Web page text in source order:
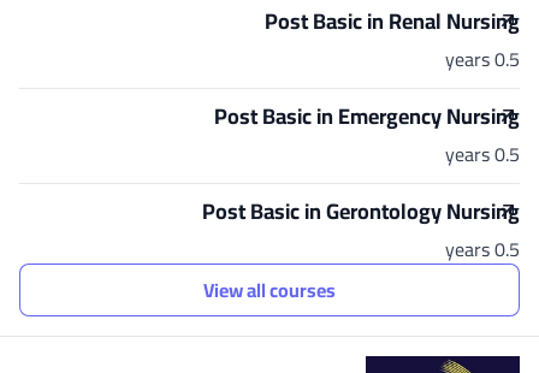
Post Basic in Renal Nursing
0.5 years
Post Basic in Emergency Nursing
0.5 years
Post Basic in Gerontology Nursing
0.5 years
View all courses